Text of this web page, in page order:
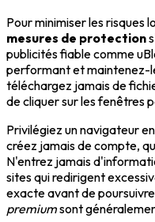
Pour minimiser les risques
mesures de protection
publicités fiable comme
performant et maintenez-
téléchargez jamais de
de cliquer sur les fenêtres
Privilégiez un navigateur en
créez jamais de compte,
N'entrez jamais
sites qui redirigent
exacte avant de
premiumsont